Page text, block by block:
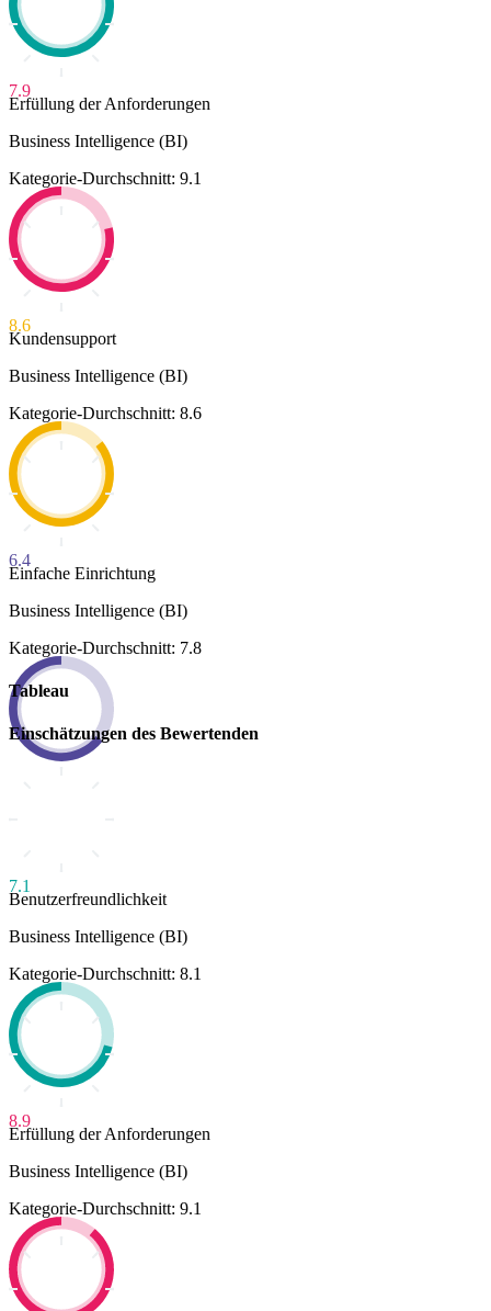
7.9
Erfüllung der Anforderungen
Business Intelligence (BI)
Kategorie-Durchschnitt: 9.1
8.6
Kundensupport
Business Intelligence (BI)
Kategorie-Durchschnitt: 8.6
6.4
Einfache Einrichtung
Business Intelligence (BI)
Kategorie-Durchschnitt: 7.8
Tableau
Einschätzungen des Bewertenden
7.1
Benutzerfreundlichkeit
Business Intelligence (BI)
Kategorie-Durchschnitt: 8.1
8.9
Erfüllung der Anforderungen
Business Intelligence (BI)
Kategorie-Durchschnitt: 9.1